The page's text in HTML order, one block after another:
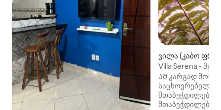
ვილა (კაბო
Villa Serena -
ყველასთვის
Ამ კარგად
საცხოვრებელში
შთაბეჭდილება